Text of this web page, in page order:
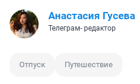
Анастасия Гусева
Телеграм- редактор
Отпуск Путешествие